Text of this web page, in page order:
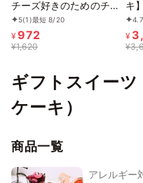
チーズ好きのためのチー
ズクリームサンドクッキ
ー
5(1)最短 8/20
¥972
¥1,620
キ
キ
フ
テ
4.7
¥
¥
ギフトスイー
ケーキ）
商品一覧
アレルギー